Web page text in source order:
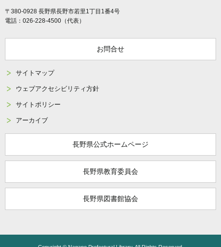
〒380-0928 長野県長野市若里1丁目1番4号
電話：026-228-4500（代表）
お問合せ
サイトマップ
ウェブアクセシビリティ方針
サイトポリシー
アーカイブ
長野県公式ホームページ
長野県教育委員会
長野県図書館協会